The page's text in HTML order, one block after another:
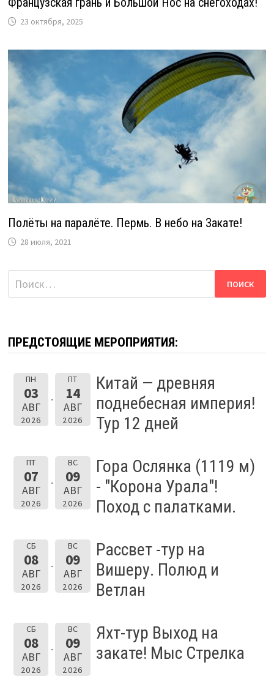
23 октября, 2025
Полёты на паралёте. Пермь. В небо на Закате!
28 июля, 2021
Найти:
ПРЕДСТОЯЩИЕ МЕРОПРИЯТИЯ:
ПН
03
АВГ
2026
ПТ
14
АВГ
2026
Китай — древняя
поднебесная империя!
Тур 12 дней
ПТ
07
АВГ
2026
ВС
09
АВГ
2026
Гора Ослянка (1119 м)
- "Корона Урала"!
Поход с палатками.
СБ
08
АВГ
2026
ВС
09
АВГ
2026
Рассвет -тур на
Вишеру. Полюд и
Ветлан
СБ
08
АВГ
2026
ВС
09
АВГ
2026
Яхт-тур Выход на
закате! Мыс Стрелка